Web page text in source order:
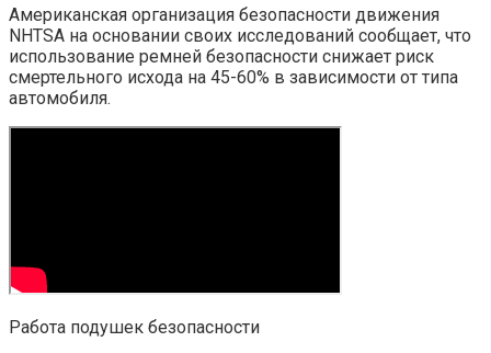
Американская организация безопасности движения
NHTSA на основании своих исследований сообщает, что
использование ремней безопасности снижает риск
смертельного исхода на 45-60% в зависимости от типа
автомобиля.
Работа подушек безопасности